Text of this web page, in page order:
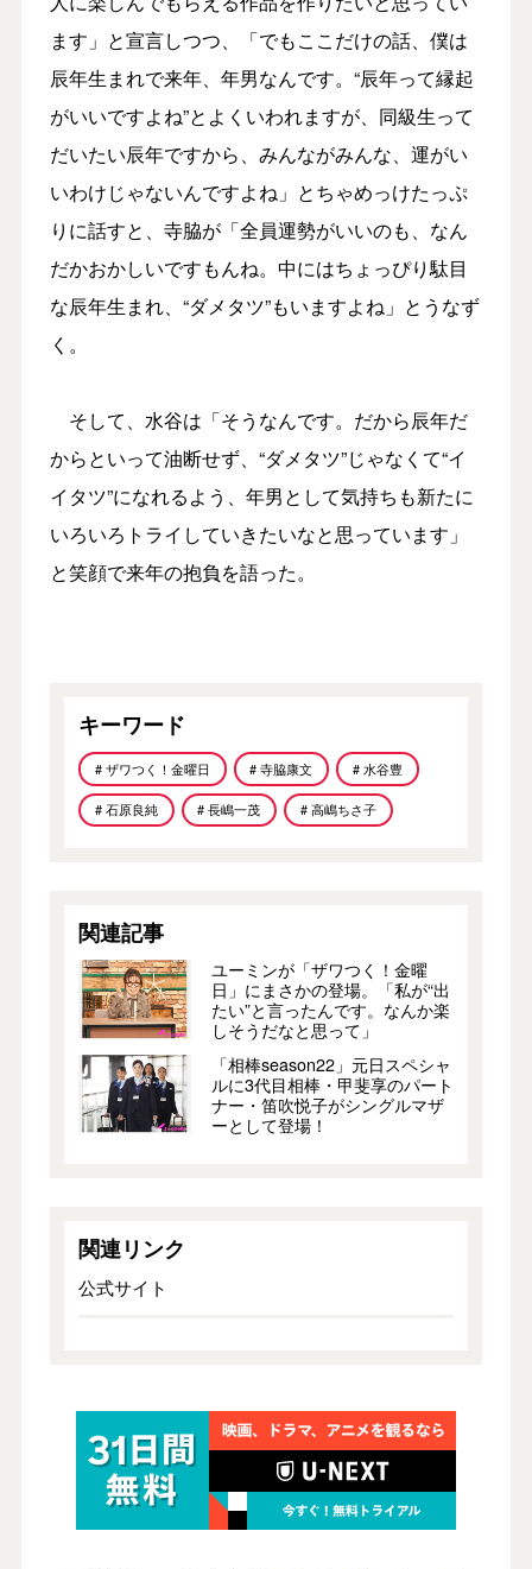
ます」と宣言しつつ、「でもここだけの話、僕は
辰年生まれで来年、年男なんです。“辰年って縁起
がいいですよね”とよくいわれますが、同級生って
だいたい辰年ですから、みんながみんな、運がい
いわけじゃないんですよね」とちゃめっけたっぷ
りに話すと、寺脇が「全員運勢がいいのも、なん
だかおかしいですもんね。中にはちょっぴり駄目
な辰年生まれ、“ダメタツ”もいますよね」とうなず
く。
そして、水谷は「そうなんです。だから辰年だ
からといって油断せず、“ダメタツ”じゃなくて“イ
イタツ”になれるよう、年男として気持ちも新たに
いろいろトライしていきたいなと思っています」
と笑顔で来年の抱負を語った。
キーワード
# ザワつく！金曜日 # 寺脇康文 # 水谷豊
# 石原良純 # 長嶋一茂 # 高嶋ちさ子
関連記事
ユーミンが「ザワつく！金曜
日」にまさかの登場。「私が“出
たい”と言ったんです。なんか楽
しそうだなと思って」
「相棒season22」元日スペシャ
ルに3代目相棒・甲斐享のパート
ナー・笛吹悦子がシングルマザ
ーとして登場！
関連リンク
公式サイト